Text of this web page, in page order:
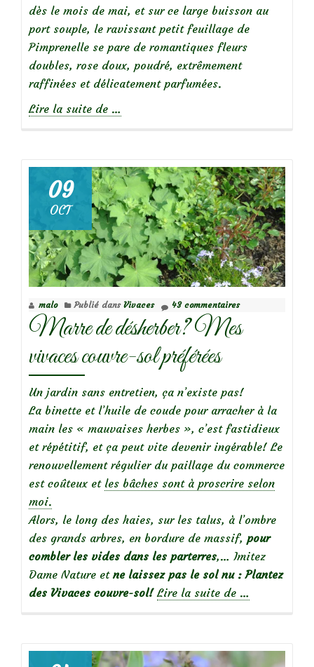
dès le mois de mai, et sur ce large buisson au
port souple, le ravissant petit feuillage de
Pimprenelle se pare de romantiques fleurs
doubles, rose doux, poudré, extrêmement
raffinées et délicatement parfumées.
Lire la suite de à
Focus
sur
le
rosier
‘Stanwell
Perpetual’
…
09
OCT
malo Publié dans Vivaces 43 commentaires
Marre de désherber? Mes
vivaces couvre-sol préférées
Un jardin sans entretien, ça n’existe pas!
La binette et l’huile de coude pour arracher à la
main les « mauvaises herbes », c’est fastidieux
et répétitif, et ça peut vite devenir ingérable! Le
renouvellement régulier du paillage du commerce
est coûteux et les bâches sont à proscrire selon
moi.
Alors, le long des haies, sur les talus, à l’ombre
des grands arbres, en bordure de massif, pour
combler les vides dans les parterres,… Imitez
Dame Nature etne laissez pas le sol nu : Plantez
des Vivaces couvre-sol! Lire la suite de …